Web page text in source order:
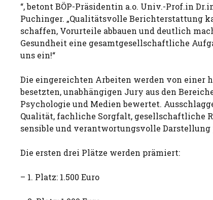
“, betont BÖP-Präsidentin a.o. Univ.-Prof.in
Puchinger. „Qualitätsvolle Berichterstattung
schaffen, Vorurteile abbauen und deutlich
Gesundheit eine gesamtgesellschaftliche
uns ein!“
Die eingereichten Arbeiten werden von einer
besetzten, unabhängigen Jury aus den
Psychologie und Medien bewertet.
Qualität, fachliche Sorgfalt, gesellschaftliche
sensible und verantwortungsvolle Darstellung
Die ersten drei Plätze werden prämiert:
– 1. Platz: 1.500 Euro